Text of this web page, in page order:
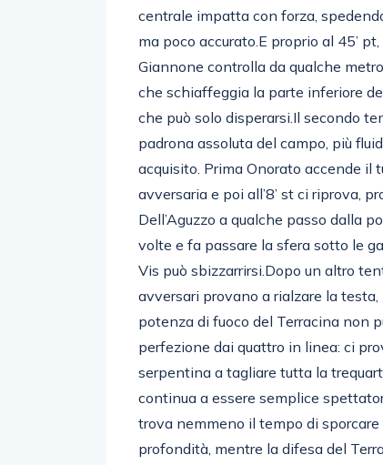
centrale impatta con forza,
ma poco accurato.E proprio al 45’
Giannone controlla da qualche
che schiaffeggia la parte inferiore
che può solo disperarsi.Il secondo
padrona assoluta del campo, più
acquisito. Prima Onorato accende il
avversaria e poi all’8’ st ci riprova,
Dell’Aguzzo a qualche passo dalla
volte e fa passare la sfera sotto le
Vis può sbizzarrirsi.Dopo un altro
avversari provano a rialzare la
potenza di fuoco del Terracina non
perfezione dai quattro in linea: ci
serpentina a tagliare tutta la
continua a essere semplice
trova nemmeno il tempo di
profondità, mentre la difesa del